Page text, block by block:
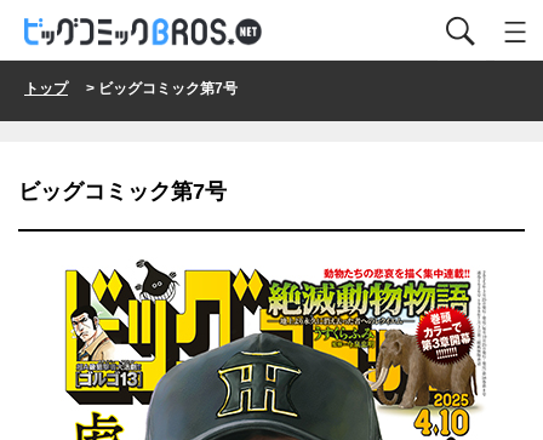
トップ > ビッグコミック第7号
ビッグコミック第7号